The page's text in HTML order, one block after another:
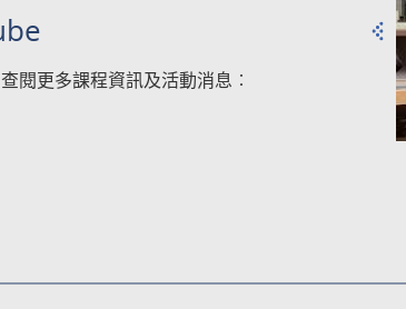
查閱 更多課程資訊及活動消息︰